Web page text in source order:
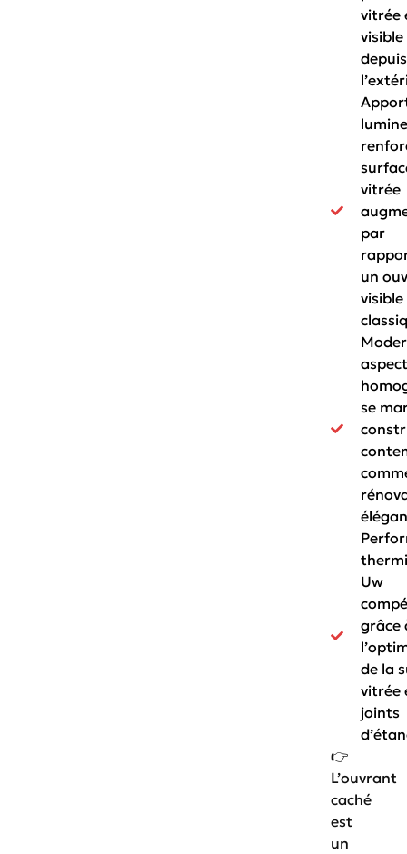
vitrée
visible
depuis
vitrée
par
un
visible
aspect
se
Uw
grâce
de la
vitrée
joints
👉
L’ouvrant
caché
est
un